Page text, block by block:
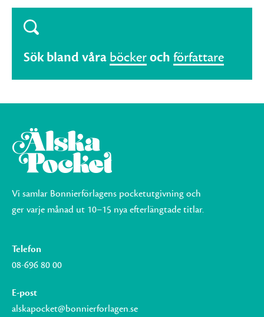
Sök bland våra böckeroch författare
Vi samlar Bonnierförlagens pocketutgivning och
ger varje månad ut 10–15 nya efterlängtade titlar.
Telefon
08-696 80 00
E-post
alskapocket@bonnierforlagen.se